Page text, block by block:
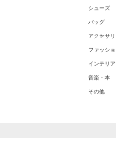
シューズ
バッグ
アクセサ
ファッシ
インテリア
音楽・本
その他